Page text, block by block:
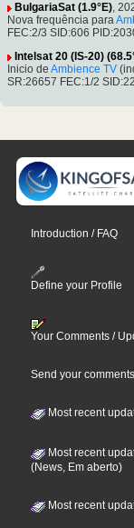
BulgariaSat (1.9°E),
Nova frequência para
FEC:2/3 SID:606
Intelsat 20 (IS-20)
Inicio de Ambience TV
SR:26657 FEC:1/2
Introduction / FAQ
Define your Profile
Your Comments /
Send your
Most recent
Most recent
(News, Em aberto)
Most recent